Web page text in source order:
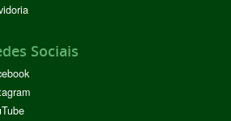
Sociais